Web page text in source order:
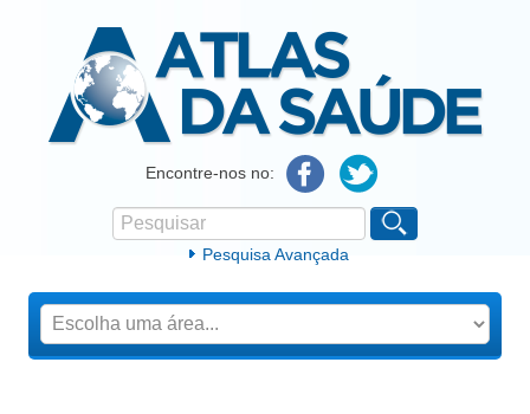
Atlas da SaúdeEncontre-nos no:
Formulário de procura
Pesquisar
Pesquisa Avançada